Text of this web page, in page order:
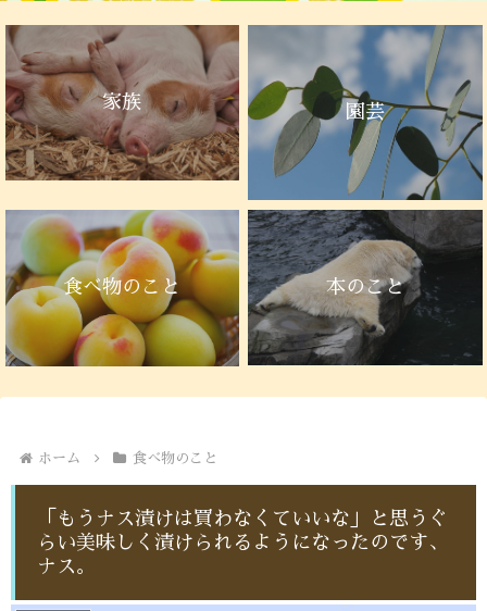
家族
園芸
食べ物のこと 本のこと
ホーム 食べ物のこと
「もうナス漬けは買わなくていいな」と思うぐ
らい美味しく漬けられるようになったのです、
ナス。